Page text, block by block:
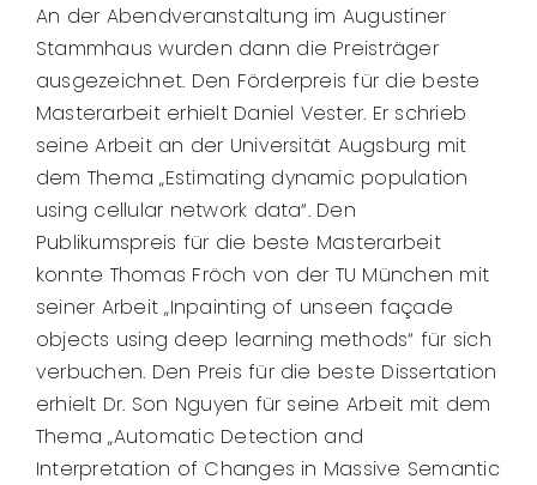
An der Abendveranstaltung im Augustiner
Stammhaus wurden dann die Preisträger
ausgezeichnet. Den Förderpreis für die beste
Masterarbeit erhielt Daniel Vester. Er schrieb
seine Arbeit an der Universität Augsburg mit
dem Thema „Estimating dynamic population
using cellular network data“. Den
Publikumspreis für die beste Masterarbeit
konnte Thomas Fröch von der TU München mit
seiner Arbeit „Inpainting of unseen façade
objects using deep learning methods“ für sich
verbuchen. Den Preis für die beste Dissertation
erhielt Dr. Son Nguyen für seine Arbeit mit dem
Thema „Automatic Detection and
Interpretation of Changes in Massive Semantic